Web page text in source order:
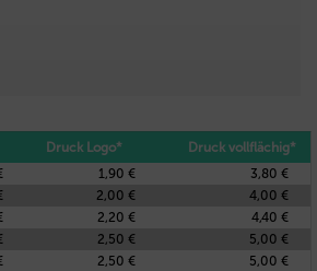
Druck Logo*
Druck vollflächig*
1,90 €
3,80 €
2,00 €
4,00 €
2,20 €
4,40 €
2,50 €
5,00 €
2,50 €
5,00 €